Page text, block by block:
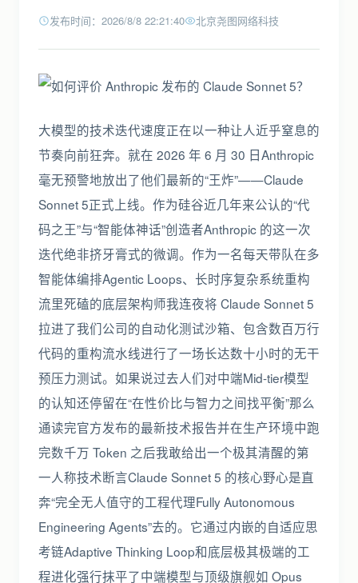
发布时间：2026/8/8 22:21:40 北京尧图网络科技
大模型的技术迭代速度正在以一种让人近乎窒息的
节奏向前狂奔。就在 2026 年 6 月 30 日Anthropic
毫无预警地放出了他们最新的“王炸”——Claude
Sonnet 5正式上线。作为硅谷近几年来公认的“代
码之王”与“智能体神话”创造者Anthropic 的这一次
迭代绝非挤牙膏式的微调。作为一名每天带队在多
智能体编排Agentic Loops、长时序复杂系统重构
流里死磕的底层架构师我连夜将 Claude Sonnet 5
拉进了我们公司的自动化测试沙箱、包含数百万行
代码的重构流水线进行了一场长达数十小时的无干
预压力测试。如果说过去人们对中端Mid-tier模型
的认知还停留在“在性价比与智力之间找平衡”那么
通读完官方发布的最新技术报告并在生产环境中跑
完数千万 Token 之后我敢给出一个极其清醒的第
一人称技术断言Claude Sonnet 5 的核心野心是直
奔“完全无人值守的工程代理Fully Autonomous
Engineering Agents”去的。它通过内嵌的自适应思
考链Adaptive Thinking Loop和底层极其极端的工
程进化强行抹平了中端模型与顶级旗舰如 Opus